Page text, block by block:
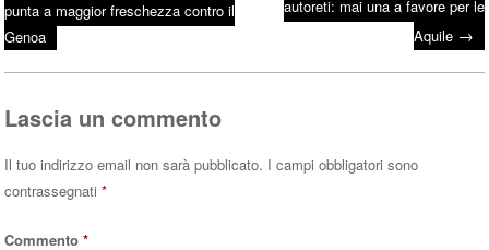
okr A
pp
Post navigation
punta a maggior freschezza contro il
Genoa
autoreti: mai una a favore per le
Aquile →
Lascia un commento
Il tuo indirizzo email non sarà pubblicato. I campi obbligatori sono
contrassegnati*
Commento*